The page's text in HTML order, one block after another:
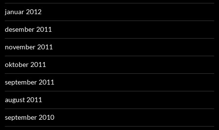
januar 2012
desember 2011
november 2011
oktober 2011
september 2011
august 2011
september 2010